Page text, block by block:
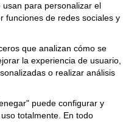
para personalizar el
funciones de redes sociales y
que analizan cómo se
la experiencia de usuario,
o realizar análisis
puede configurar y
totalmente. En todo